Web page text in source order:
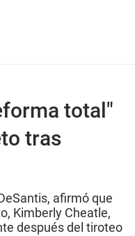
total"
tras
afirmó que
Kimberly Cheatle,
después del tiroteo